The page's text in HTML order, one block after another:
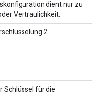
dient nur zu
Vertraulichkeit.
2
Schlüssel für die